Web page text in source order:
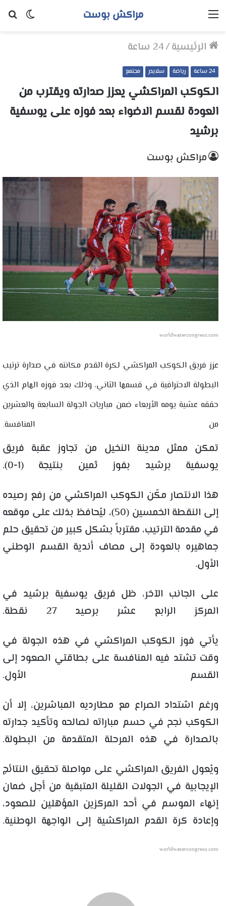
الوضع
مراكش بوست القائمة
الرئيسية/24 ساعة
24 ساعة رياضة سلايدر مجتمع
الكوكب المراكشي يعزز صدارته ويقترب من
العودة لقسم الاضواء بعد فوزه على يوسفية
برشيد
مراكش بوست
worldwatercongress.com
عزز فريق الكوكب المراكشي لكرة القدم مكانته في صدارة ترتيب
البطولة الاحترافية في قسمها الثاني، وذلك بعد فوزه الهام الذي
حققه عشية يومه الأربعاء ضمن مباريات الجولة السابعة والعشرين
من المنافسة.
تمكن ممثل مدينة النخيل من تجاوز عقبة فريق
يوسفية برشيد بفوز ثمين بنتيجة (1-0).
هذا الانتصار مكّن الكوكب المراكشي من رفع رصيده
إلى النقطة الخمسين (50)، ليُحافظ بذلك على موقعه
في مقدمة الترتيب، مقترباً بشكل كبير من تحقيق حلم
جماهيره بالعودة إلى مصاف أندية القسم الوطني
الأول.
على الجانب الآخر، ظل فريق يوسفية برشيد في
المركز الرابع عشر برصيد 27 نقطة.
يأتي فوز الكوكب المراكشي في هذه الجولة في
وقت تشتد فيه المنافسة على بطاقتي الصعود إلى
القسم الأول.
ورغم اشتداد الصراع مع مطارديه المباشرين، إلا أن
الكوكب نجح في حسم مباراته لصالحه وتأكيد جدارته
بالصدارة في هذه المرحلة المتقدمة من البطولة.
ويُعول الفريق المراكشي على مواصلة تحقيق النتائج
الإيجابية في الجولات القليلة المتبقية من أجل ضمان
إنهاء الموسم في أحد المركزين المؤهلين للصعود،
وإعادة كرة القدم المراكشية إلى الواجهة الوطنية.
worldwatercongress.com